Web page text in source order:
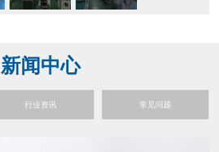
新闻中心
行业资讯 常见问题